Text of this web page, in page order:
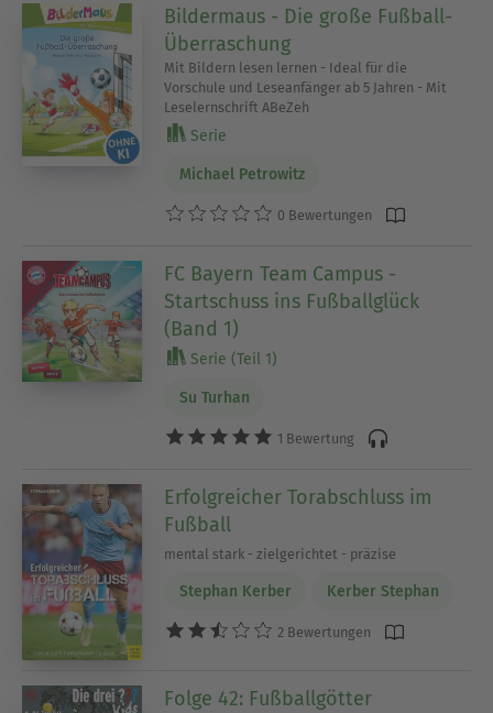
Bildermaus - Die große Fußball-
Überraschung
Mit Bildern lesen lernen - Ideal für die
Vorschule und Leseanfänger ab 5 Jahren - Mit
Leselernschrift ABeZeh
Serie
Michael Petrowitz
0 Bewertungen
FC Bayern Team Campus -
Startschuss ins Fußballglück
(Band 1)
Serie (Teil 1)
Su Turhan
1 Bewertung
Erfolgreicher Torabschluss im
Fußball
mental stark - zielgerichtet - präzise
Stephan Kerber Kerber Stephan
2 Bewertungen
Folge 42: Fußballgötter